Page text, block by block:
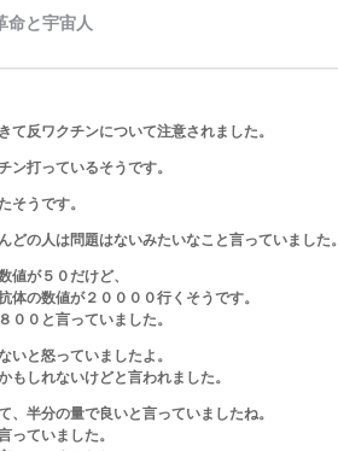
反ワクチンについて注意されました。
ン打っているそうです。
そうです。
どの人は問題はないみたいなこと言っていました。
値が５０だけど、
の数値が２００００行くそうです。
００と言っていました。
いと怒っていましたよ。
もしれないけどと言われました。
半分の量で良いと言っていましたね。
っていました。